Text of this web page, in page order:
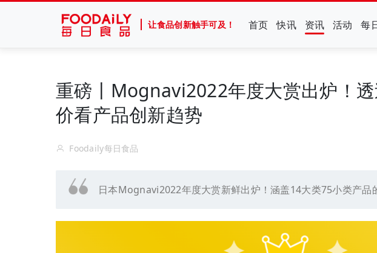
让食品创新触手可及！ 首页 快讯 资讯 活动 每
重磅丨Mognavi2022年度大赏出炉！
价看产品创新趋势
Foodaily每日食品
日本Mognavi2022年度大赏新鲜出炉！涵盖14大类75小类产品